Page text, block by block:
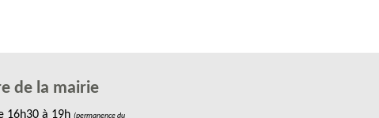
de la mairie
16h30 à 19h (permanence du